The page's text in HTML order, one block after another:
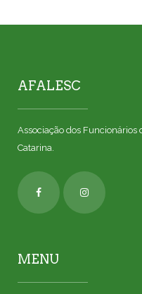
AFALESC
Associação dos Funcionários
Catarina.
MENU